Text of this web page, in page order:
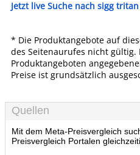
Jetzt live Suche nach sigg
* Die Produktangebote auf
des Seitenaurufes nicht
Produktangeboten
Preise ist grundsätzlich
Quellen
Mit dem Meta-Preisvergleich
Preisvergleich Portalen